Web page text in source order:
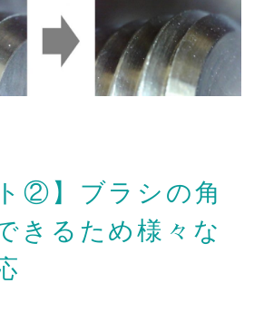
②】ブラシの角
きるため様々な